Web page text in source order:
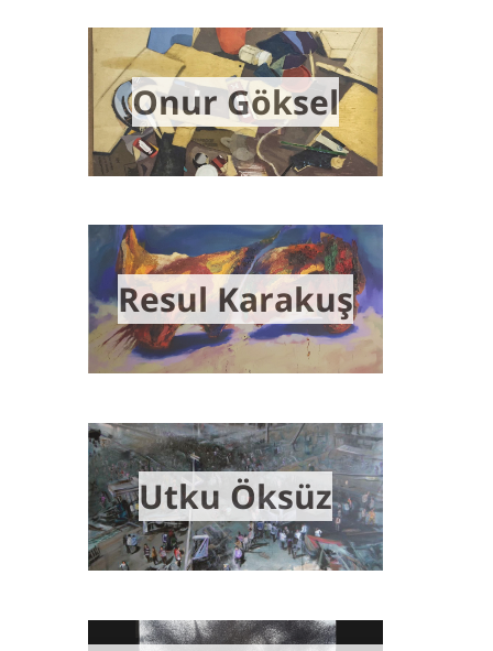
Onur Göksel
Resul Karakuş
Utku Öksüz